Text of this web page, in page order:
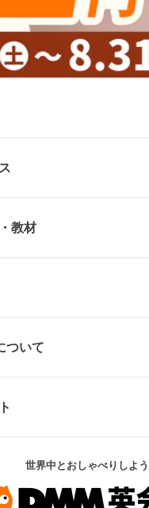
教材
ついて
世界中とおしゃべりしよう